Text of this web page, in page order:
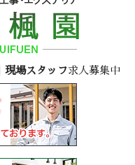
現場スタッフ求人募集中